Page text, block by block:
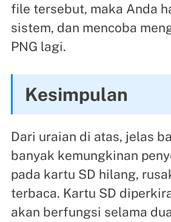
file tersebut, maka Anda
sistem, dan mencoba
PNG lagi.
Kesimpulan
Dari uraian di atas, jelas
banyak kemungkinan
pada kartu SD hilang,
terbaca. Kartu SD
akan berfungsi selama